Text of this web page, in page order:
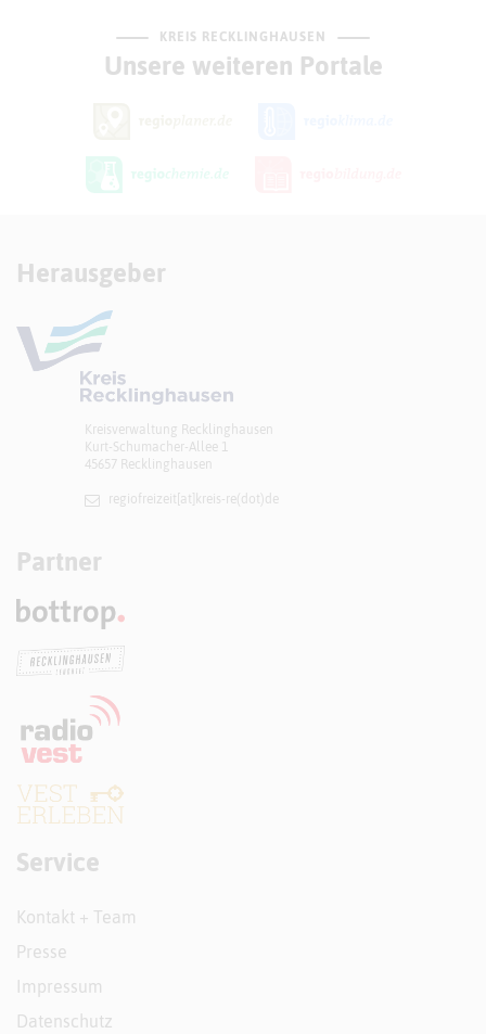
KREIS RECKLINGHAUSEN
Unsere weiteren Portale
Herausgeber
Kreisverwaltung Recklinghausen
Kurt-Schumacher-Allee 1
45657 Recklinghausen
regiofreizeit[at]​kreis-re(dot)de
Partner
Service
Kontakt + Team
Presse
Impressum
Datenschutz